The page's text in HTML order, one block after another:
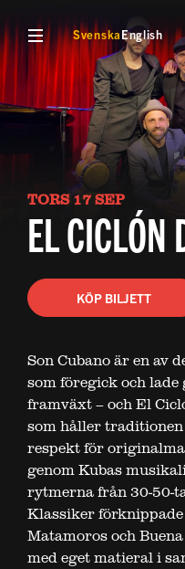
VISA MENY
SvenskaEnglish
TORS 17 SEP
EL CICLÓN
KÖP BILJETT
Son Cubano är en av
som föregick och
framväxt – och El
som håller
respekt för
genom Kubas
rytmerna från 30-50-
Klassiker
Matamoros och
med eget matieral i